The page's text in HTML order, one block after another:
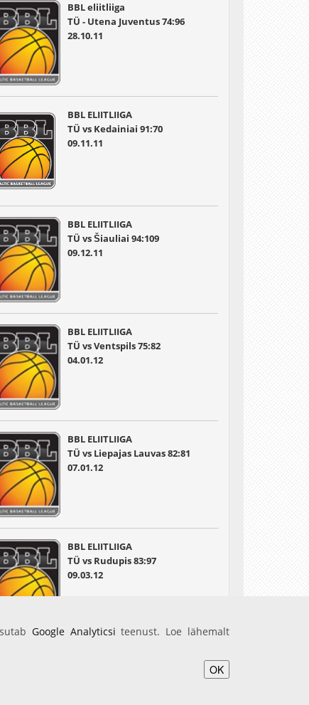
BBL eliitliiga
TÜ - Utena Juventus 74:96
28.10.11
BBL ELIITLIIGA
TÜ vs Kedainiai 91:70
09.11.11
BBL ELIITLIIGA
TÜ vs Šiauliai 94:109
09.12.11
BBL ELIITLIIGA
TÜ vs Ventspils 75:82
04.01.12
BBL ELIITLIIGA
TÜ vs Liepajas Lauvas 82:81
07.01.12
BBL ELIITLIIGA
TÜ vs Rudupis 83:97
09.03.12
Google Analyticsi teenust. Loe lähemalt
OK